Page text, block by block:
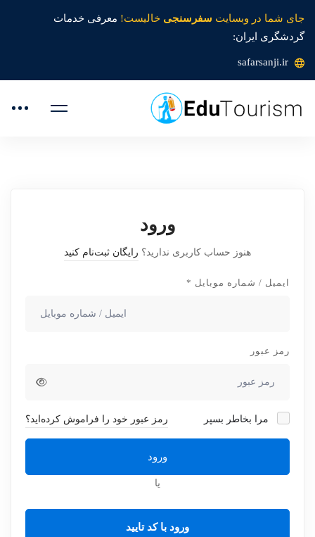
جای شما در وبسایت سفرسنجی خالیست! معرفی خدمات
گردشگری ایران:
safarsanji.ir
ورود
هنوز حساب کاربری ندارید؟ رایگان ثبت‌نام کنید
ایمیل / شماره موبایل *
رمز عبور
مرا بخاطر بسپر رمز عبور خود را فراموش کرده‌اید؟
ورود
یا